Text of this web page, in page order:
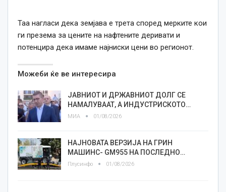
Таа нагласи дека земјава е трета според мерките кои
ги презема за цените на нафтените деривати и
потенцира дека имаме најниски цени во регионот.
Можеби ќе ве интересира
ЈАВНИОТ И ДРЖАВНИОТ ДОЛГ СЕ
НАМАЛУВААТ, А ИНДУСТРИСКОТО…
МИА 01/08/2026
НАЈНОВАТА ВЕРЗИЈА НА ГРИН
МАШИНС- GM955 НА ПОСЛЕДНО…
Плусинфо 01/08/2026